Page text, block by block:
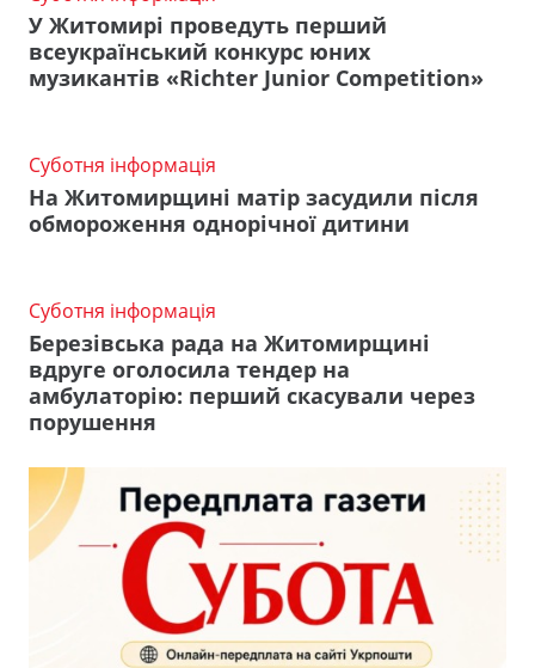
У Житомирі проведуть перший
всеукраїнський конкурс юних
музикантів «Richter Junior Competition»
Суботня інформація
На Житомирщині матір засудили після
обмороження однорічної дитини
Суботня інформація
Березівська рада на Житомирщині
вдруге оголосила тендер на
амбулаторію: перший скасували через
порушення